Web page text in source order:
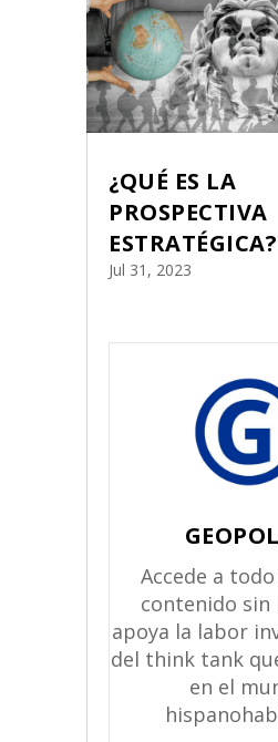
¿QUÉ ES LA
PROSPECTIVA
ESTRATÉGICA?
Jul 31, 2023
Accede a
contenido sin
apoya la labor
del think tank
en el